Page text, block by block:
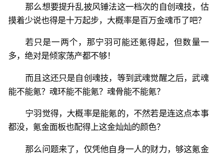
那么想要提升乱披风锤法这一档次的自创魂技，估
摸着少说也得是十万起步，大概率是百万金魂币了吧？
若只是一两个，那宁羽可能还氪得起，但数量一
多，绝对是倾家荡产都不够！
而且这还只是自创魂技，等到武魂觉醒之后，武魂
能不能氪？魂环能不能氪？魂骨能不能氪？
宁羽觉得，大概率是能氪的，不然若是连这点本事
都没，氪金面板也配得上这金灿灿的颜色？
那么问题来了，仅凭他自身一人的财力，够这氪金